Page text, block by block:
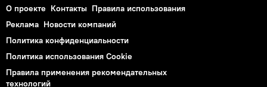
О проекте Контакты Правила использования
Реклама Новости компаний
Политика конфиденциальности
Политика использования Cookie
Правила применения рекомендательных
технологий